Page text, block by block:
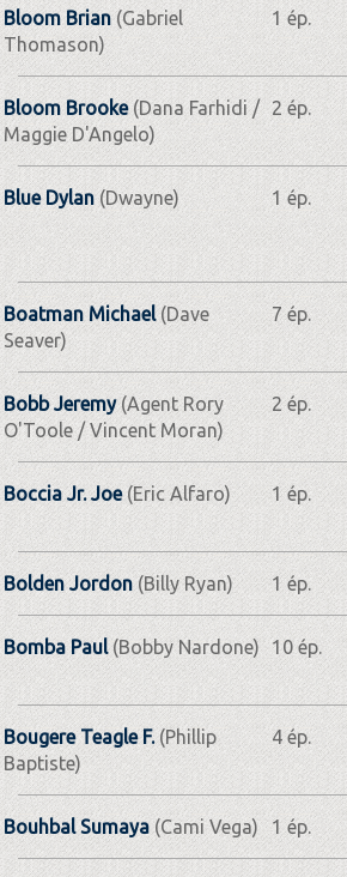
Bloom Brian(Gabriel
Thomason)
1 ép.
Bloom Brooke(Dana Farhidi /
Maggie D'Angelo)
2 ép.
Blue Dylan(Dwayne) 1 ép.
Boatman Michael(Dave
Seaver)
7 ép.
Bobb Jeremy(Agent Rory
O'Toole / Vincent Moran)
2 ép.
Boccia Jr. Joe(Eric Alfaro) 1 ép.
Bolden Jordon(Billy Ryan) 1 ép.
Bomba Paul (Bobby Nardone) 10 ép.
Bougere Teagle F. (Phillip
Baptiste)
4 ép.
Bouhbal Sumaya (Cami Vega) 1 ép.